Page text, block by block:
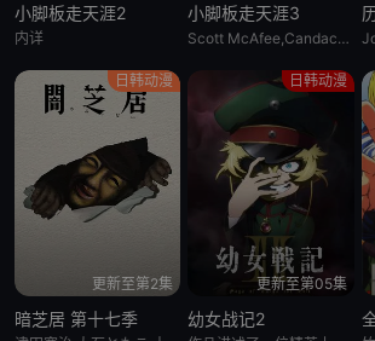
小脚板走天涯2
内详
小脚板走天涯3
Scott McAfee,Candace Hutson,Heather Hogan
日韩动漫
更新至第2集
暗芝居 第十七季
日韩动漫
更新至第05集
幼女战记2